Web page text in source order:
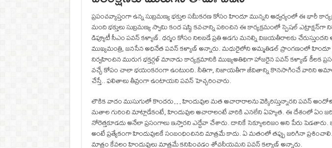
ప్రపంచవ్యాప్తంగా ఉన్న సుబ్రమణ్య భక్తుల సమీకరణ కోసం హిందూ మున్నని ఆధ్వర్యంలో ఈ భారీ
మంది భక్తులు సుబ్రమణ్య స్వామి కంద షష్ఠి కవచాన్ని పఠించిన ఈ కార్యక్రమంలో స్పెషల్ ఎట్రాక్షన్‌గా
డిప్యూటీ సీఎం పవన్ కళ్యాణ్‌. ధర్మం కోసం నిలబడే ప్రతి అడగు మనల్ని విజయతీరాలకు చేరుస్తుందని
ముఖ్యమంత్రి, జనసేన అధినేత పవన్ కళ్యాణ్ అన్నారు. మధురైలోని అమ్మతిడల్ ప్రాంగణంలో హిందూ
నిర్వహించిన మురుగ భక్తర్గళ్ మానాడు కార్యక్రమానికి ముఖ్యఅతిథిగా హాజరైన పవన్ కళ్యాణ్ కీలక
వచ్చే కోపం చాలా భయంకరంగా ఉంటుంది. నీతిగా, నిజాయతీగా జీవితాన్ని కొనసాగించే వారిని
చేస్తే.. ఫలితాలు తీవ్రంగా ఉంటాయని పవన్ హెచ్చరించారు.
లౌకిక వాదం ముసుగులో కొందరు… హిందువుల మత ఆచారారాలను వెక్కిరిస్తున్నారని పవన్
మతాల గురించి మాట్లాడేకంటే, హిందువుల ఆచారాలంటే వారికి ఎనలేని ఏహ్యత. ఈ దేశంలో ఏం
నోరెత్తకూడదు అనేలా ప్రసంగాలు ఇస్తారని ఎద్దేవా చేశారు. దానికే సెక్యూలరిజం అని పేరు
అంటే ప్రత్యేకంగా హిందువులకే సంబంధించినది మాత్రమే కాదు. ఏ మతంలో తప్పు జరిగినా ప్రశించాలి.
మాత్రం కేవలం హిందువులు మాత్రమే కనిపించడం శోచనీయమని పవన్ కల్యాణ్ అన్నారు.